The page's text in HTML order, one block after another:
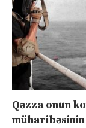
Qəzza onun
müharibəsinin